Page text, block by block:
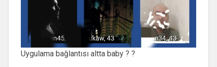
Uygulama bağlantısı altta baby ? ?